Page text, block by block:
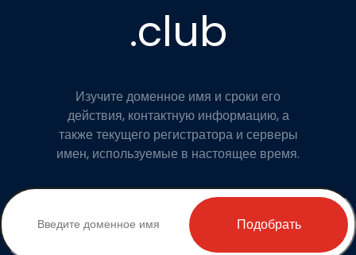
.club
Изучите доменное имя и сроки его
действия, контактную информацию, а
также текущего регистратора и серверы
имен, используемые в настоящее время.
Подобрать